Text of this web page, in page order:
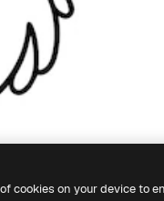
cookies on your device to